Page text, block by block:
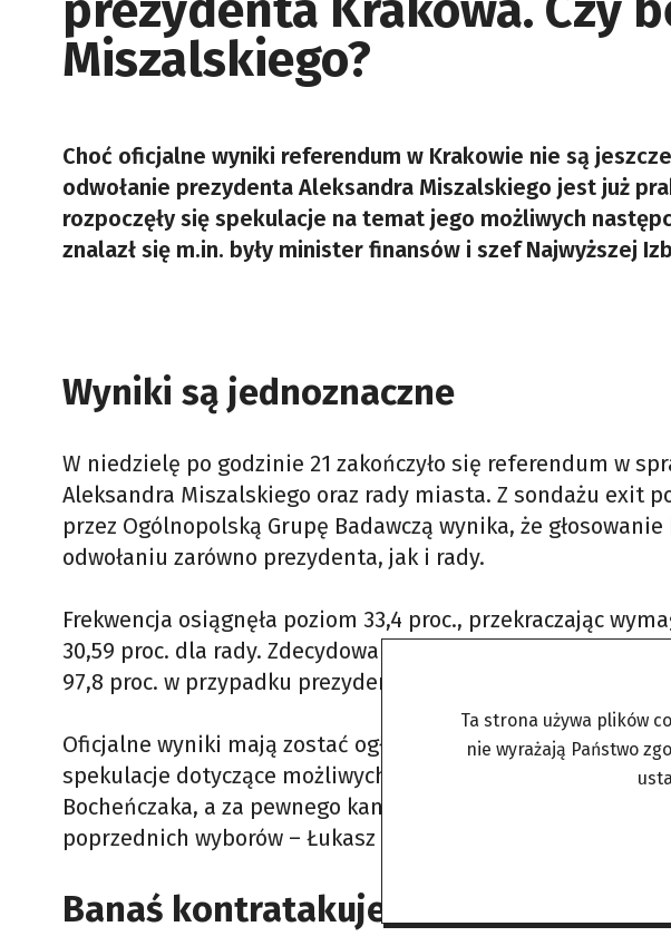
Miszalskiego?
Choć oficjalne wyniki referendum w Krakowie nie są
odwołanie prezydenta Aleksandra Miszalskiego jest już
rozpoczęły się spekulacje na temat jego możliwych
znalazł się m.in. były minister finansów i szef Najwyższej
Wyniki są jednoznaczne
W niedzielę po godzinie 21 zakończyło się referendum w
Aleksandra Miszalskiego oraz rady miasta. Z sondażu exit
przez Ogólnopolską Grupę Badawczą wynika, że głosowanie
odwołaniu zarówno prezydenta, jak i rady.
Frekwencja osiągnęła poziom 33,4 proc., przekraczając
30,59 proc. dla rady. Zdecydowana większość uczestników
97,8 proc. w przypadku prezydenta i 96 proc. w przypadku
Oficjalne wyniki mają zostać ogłoszone w poniedziałek 25
spekulacje dotyczące możliwych następców. Konfederacja
Bocheńczaka, a za pewnego kandydata uchodzi także jeden
poprzednich wyborów – Łukasz Gibała.
Banaś kontratakuje
Ta strona używa plików
nie wyrażają Państwo